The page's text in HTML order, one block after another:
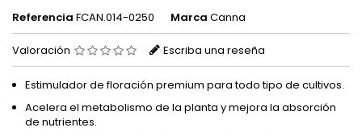
Referencia FCAN.014-0250 Marca Canna
Valoración Escriba una reseña
Estimulador de floración premium para todo tipo de cultivos.
Acelera el metabolismo de la planta y mejora la absorción
de nutrientes.